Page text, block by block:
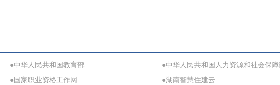
●中华人民共和国教育部 ●中华人民共和国人力资源和社会保障
●国家职业资格工作网 ●湖南智慧住建云